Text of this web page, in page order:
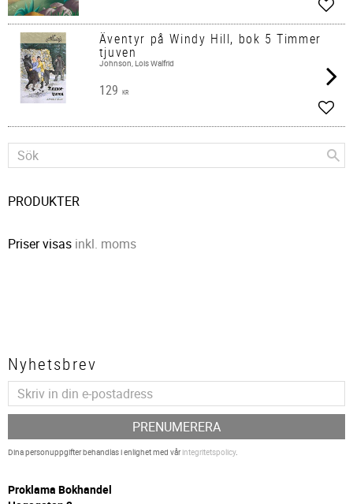
Äventyr på Windy Hill, bok 5 Timmer
tjuven
Johnson, Lois Walfrid
129 KR
PRODUKTER
Priser visas inkl. moms
Nyhetsbrev
PRENUMERERA
Dina personuppgifter behandlas i enlighet med vårintegritetspolicy.
Proklama Bokhandel